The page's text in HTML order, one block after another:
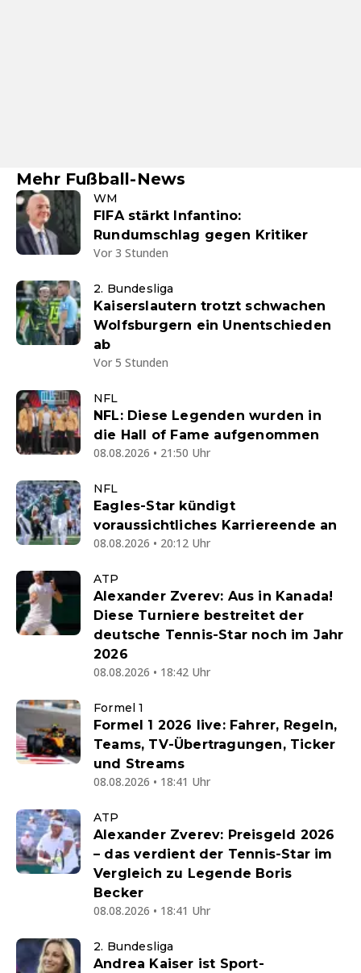
Mehr Fußball-News
WM
FIFA stärkt Infantino:
Rundumschlag gegen Kritiker
Vor 3 Stunden
2. Bundesliga
Kaiserslautern trotzt schwachen
Wolfsburgern ein Unentschieden
ab
Vor 5 Stunden
NFL
NFL: Diese Legenden wurden in
die Hall of Fame aufgenommen
08.08.2026 • 21:50 Uhr
NFL
Eagles-Star kündigt
voraussichtliches Karriereende an
08.08.2026 • 20:12 Uhr
ATP
Alexander Zverev: Aus in Kanada!
Diese Turniere bestreitet der
deutsche Tennis-Star noch im Jahr
2026
08.08.2026 • 18:42 Uhr
Formel 1
Formel 1 2026 live: Fahrer, Regeln,
Teams, TV-Übertragungen, Ticker
und Streams
08.08.2026 • 18:41 Uhr
ATP
Alexander Zverev: Preisgeld 2026
– das verdient der Tennis-Star im
Vergleich zu Legende Boris
Becker
08.08.2026 • 18:41 Uhr
2. Bundesliga
Andrea Kaiser ist Sport-